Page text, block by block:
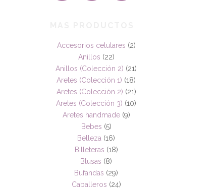
Accesorios celulares (2)
Anillos (22)
Anillos (Colección 2) (21)
Aretes (Colección 1) (18)
Aretes (Colección 2) (21)
Aretes (Colección 3) (10)
Aretes handmade (9)
Bebes (5)
Belleza (16)
Billeteras (18)
Blusas (8)
Bufandas (29)
Caballeros (24)